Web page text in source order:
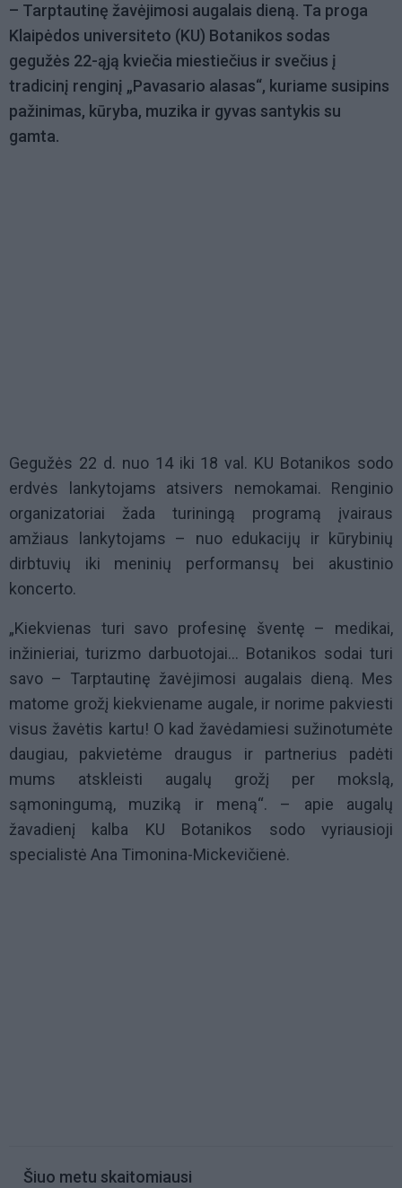
– Tarptautinę žavėjimosi augalais dieną. Ta proga
Klaipėdos universiteto (KU) Botanikos sodas
gegužės 22-ąją kviečia miestiečius ir svečius į
tradicinį renginį „Pavasario alasas“, kuriame susipins
pažinimas, kūryba, muzika ir gyvas santykis su
gamta.
Gegužės 22 d. nuo 14 iki 18 val. KU Botanikos sodo
erdvės lankytojams atsivers nemokamai. Renginio
organizatoriai žada turiningą programą įvairaus
amžiaus lankytojams – nuo edukacijų ir kūrybinių
dirbtuvių iki meninių performansų bei akustinio
koncerto.
„Kiekvienas turi savo profesinę šventę – medikai,
inžinieriai, turizmo darbuotojai... Botanikos sodai turi
savo – Tarptautinę žavėjimosi augalais dieną. Mes
matome grožį kiekviename augale, ir norime pakviesti
visus žavėtis kartu! O kad žavėdamiesi sužinotumėte
daugiau, pakvietėme draugus ir partnerius padėti
mums atskleisti augalų grožį per mokslą,
sąmoningumą, muziką ir meną“. – apie augalų
žavadienį kalba KU Botanikos sodo vyriausioji
specialistė Ana Timonina-Mickevičienė.
Šiuo metu skaitomiausi